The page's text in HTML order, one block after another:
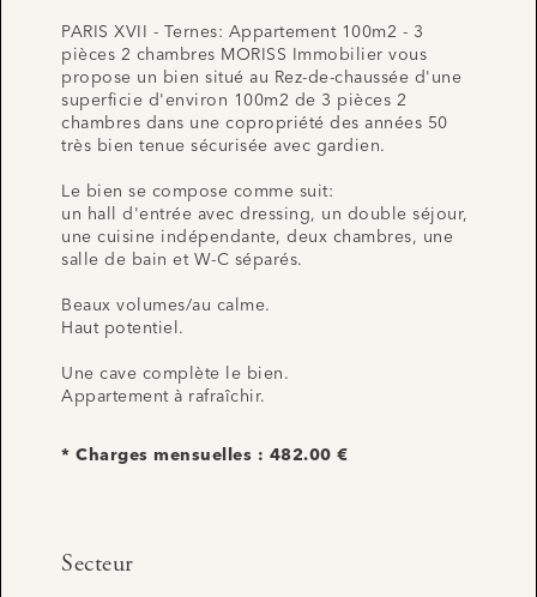
PARIS XVII - Ternes: Appartement 100m2 - 3
pièces 2 chambres MORISS Immobilier vous
propose un bien situé au Rez-de-chaussée d'une
superficie d'environ 100m2 de 3 pièces 2
chambres dans une copropriété des années 50
très bien tenue sécurisée avec gardien.
Le bien se compose comme suit:
un hall d'entrée avec dressing, un double séjour,
une cuisine indépendante, deux chambres, une
salle de bain et W-C séparés.
Beaux volumes/au calme.
Haut potentiel.
Une cave complète le bien.
Appartement à rafraîchir.
* Charges mensuelles : 482.00 €
Secteur